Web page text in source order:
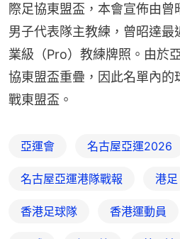
際足協東盟盃，本會宣佈由
男子代表隊主教練，曾昭達
業級（Pro）教練牌照。由於
協東盟盃重疊，因此名單內的
戰東盟盃。
亞運會 名古屋亞運2026
名古屋亞運港隊戰報 港足
香港足球隊 香港運動員